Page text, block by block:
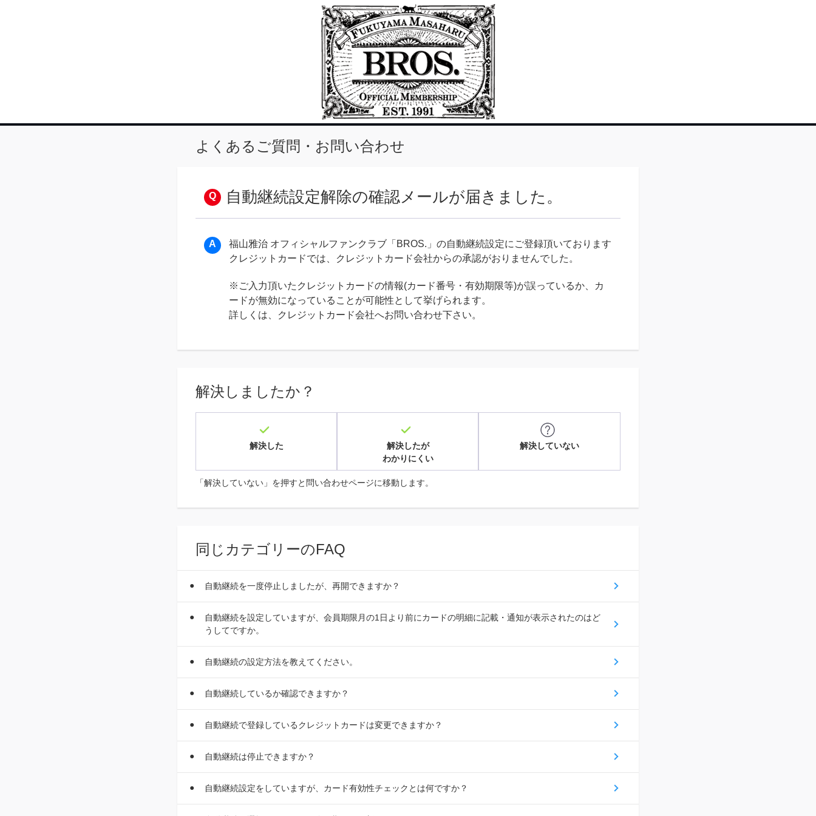
よくあるご質問・お問い合わせ
自動継続設定解除の確認メールが届きました。
福山雅治 オフィシャルファンクラブ「BROS.」の自動継続設定にご登録頂いております
クレジットカードでは、クレジットカード会社からの承認がおりませんでした。
※ご入力頂いたクレジットカードの情報(カード番号・有効期限等)が誤っているか、カ
ードが無効になっていることが可能性として挙げられます。
詳しくは、クレジットカード会社へお問い合わせ下さい。
解決しましたか？
解決した
解決したが
わかりにくい
解決していない
「解決していない」を押すと問い合わせページに移動します。
同じカテゴリーのFAQ
自動継続を一度停止しましたが、再開できますか？
自動継続を設定していますが、会員期限月の1日より前にカードの明細に記載・通知が表示されたのはど
うしてですか。
自動継続の設定方法を教えてください。
自動継続しているか確認できますか？
自動継続で登録しているクレジットカードは変更できますか？
自動継続は停止できますか？
自動継続設定をしていますが、カード有効性チェックとは何ですか？